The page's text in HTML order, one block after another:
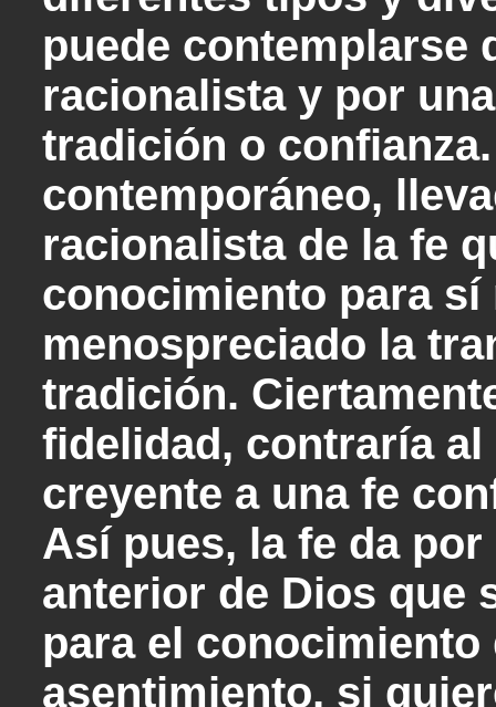
puede contemplarse
racionalista y por
tradición o
contemporáneo,
racionalista de la fe
conocimiento para sí
menospreciado la
tradición.
fidelidad, contraría
creyente a una fe
Así pues, la fe da
anterior de Dios que
para el
asentimiento, si